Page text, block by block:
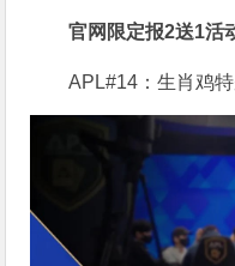
官网限定报2送1活
APL#14：生肖鸡